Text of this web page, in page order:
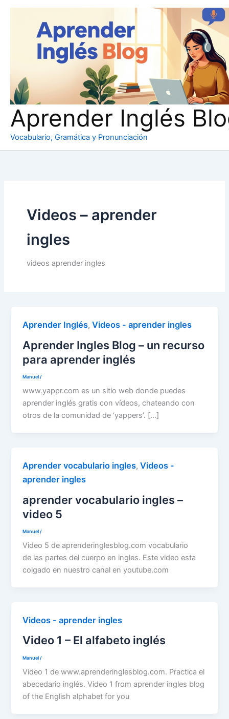
Aprender Inglés
Vocabulario, Gramática y Pronunciación
Videos – aprender
ingles
videos aprender ingles
Aprender Inglés,Videos - aprender ingles
Aprender Ingles Blog – un recurso
para aprender inglés
Manuel/
www.yappr.com es un sitio web donde puedes
aprender inglés gratis con vídeos, chateando con
otros de la comunidad de ‘yappers’. […]
Aprender vocabulario ingles,Videos -
aprender ingles
aprender vocabulario ingles –
video 5
Manuel/
Video 5 de aprenderinglesblog.com vocabulario
de las partes del cuerpo en ingles. Este video esta
colgado en nuestro canal en youtube.com
Videos - aprender ingles
Video 1 – El alfabeto inglés
Manuel/
Video 1 de www.aprenderinglesblog.com. Practica el
abecedario inglés. Video 1 from aprender ingles blog
of the English alphabet for you